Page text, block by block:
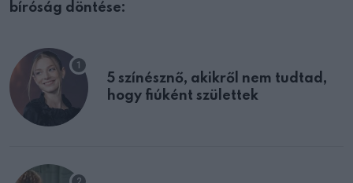
bíróság döntése:
5 színésznő, akikről nem tudtad,
hogy fiúként születtek